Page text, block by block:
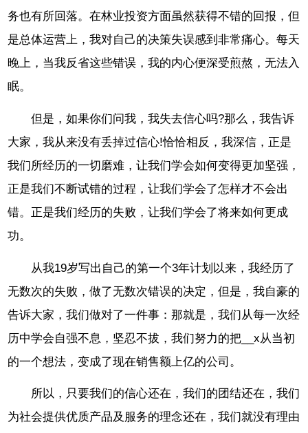
务也有所回落。在林业投资方面虽然获得不错的回报，但
是总体运营上，我对自己的决策失误感到非常痛心。每天
晚上，当我反省这些错误，我的内心便深受煎熬，无法入
眠。
但是，如果你们问我，我失去信心吗?那么，我告诉
大家，我从来没有丢掉过信心!恰恰相反，我深信，正是
我们所经历的一切磨难，让我们学会如何变得更加坚强，
正是我们不断试错的过程，让我们学会了怎样才不会出
错。正是我们经历的失败，让我们学会了将来如何更成
功。
从我19岁写出自己的第一个3年计划以来，我经历了
无数次的失败，做了无数次错误的决定，但是，我自豪的
告诉大家，我们做对了一件事：那就是，我们从每一次经
历中学会自强不息，坚忍不拔，我们努力的把__x从当初
的一个想法，变成了现在销售额上亿的公司。
所以，只要我们的信心还在，我们的团结还在，我们
为社会提供优质产品及服务的理念还在，我们就没有理由